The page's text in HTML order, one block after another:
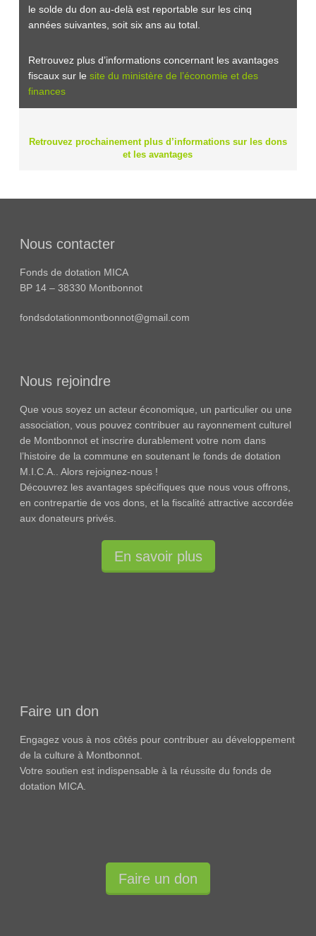
le solde du don au-delà est reportable sur les cinq
années suivantes, soit six ans au total.
Retrouvez plus d’informations concernant les avantages
fiscaux sur lesite du ministère de l’économie et des
finances
Retrouvez prochainement plus d’informations sur les dons
et les avantages
Nous contacter
Fonds de dotation MICA
BP 14 – 38330 Montbonnot
fondsdotationmontbonnot@gmail.com
Nous rejoindre
Que vous soyez un acteur économique, un particulier ou une
association, vous pouvez contribuer au rayonnement culturel
de Montbonnot et inscrire durablement votre nom dans
l’histoire de la commune en soutenant le fonds de dotation
M.I.C.A.. Alors rejoignez-nous !
Découvrez les avantages spécifiques que nous vous offrons,
en contrepartie de vos dons, et la fiscalité attractive accordée
aux donateurs privés.
En savoir plus
Faire un don
Engagez vous à nos côtés pour contribuer au développement
de la culture à Montbonnot.
Votre soutien est indispensable à la réussite du fonds de
dotation MICA.
Faire un don